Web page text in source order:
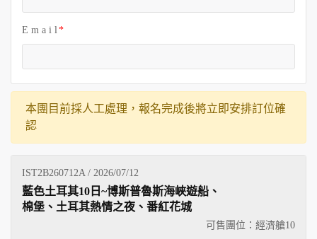
E m a i l
本團目前採人工處理，報名完成後將立即安排訂位確
認
IST2B260712A / 2026/07/12
可售團位：經濟艙10
藍色土耳其10日~博斯普魯斯海峽遊船、
棉堡、土耳其熱情之夜、番紅花城